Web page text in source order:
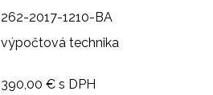
262-2017-1210-BA
výpočtová technika
390,00 € s DPH